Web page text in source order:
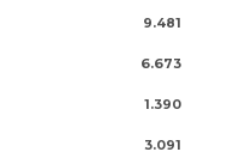
9.481
6.673
1.390
3.091